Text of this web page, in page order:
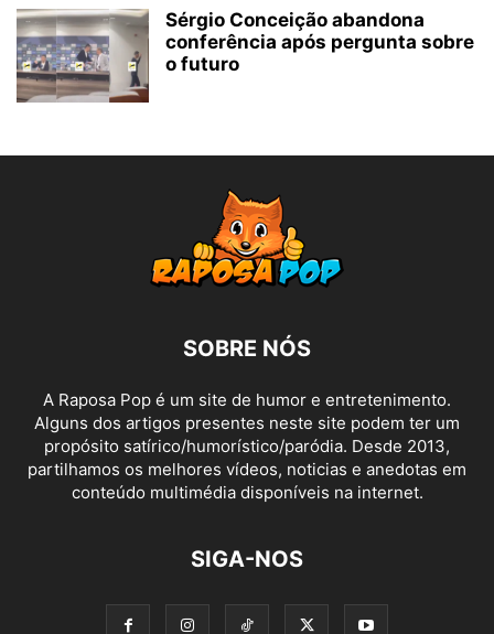
Sérgio Conceição abandona
conferência após pergunta sobre
o futuro
SOBRE NÓS
A Raposa Pop é um site de humor e entretenimento.
Alguns dos artigos presentes neste site podem ter um
propósito satírico/humorístico/paródia. Desde 2013,
partilhamos os melhores vídeos, noticias e anedotas em
conteúdo multimédia disponíveis na internet.
SIGA-NOS